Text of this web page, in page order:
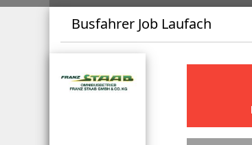
Busfahrer Job Laufach